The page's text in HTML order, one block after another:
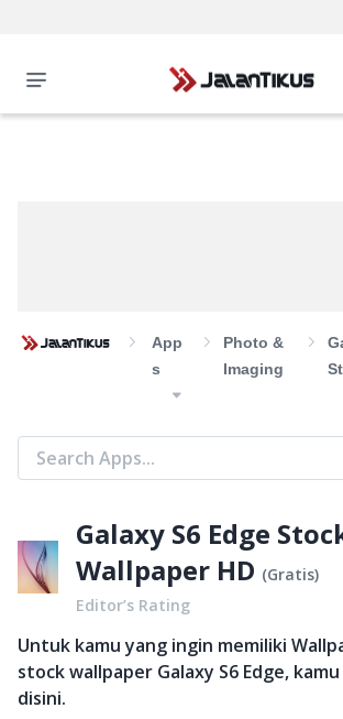
App
S
Photo &
Imaging
Galaxy S6 Edge
Wallpaper HD (Gratis)
Editor’s Rating
Untuk kamu yang ingin memiliki
stock wallpaper Galaxy S6 Edge,
disini.